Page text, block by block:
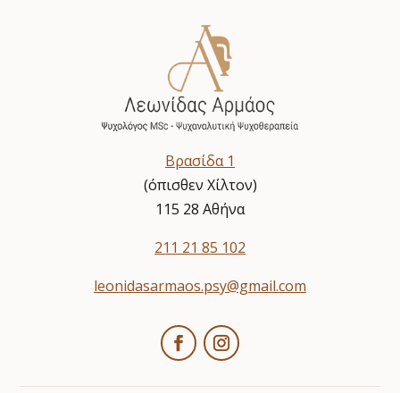
Βρασίδα 1
(όπισθεν Χίλτον)
115 28 Αθήνα
211 21 85 102
leonidasarmaos.psy@gmail.com